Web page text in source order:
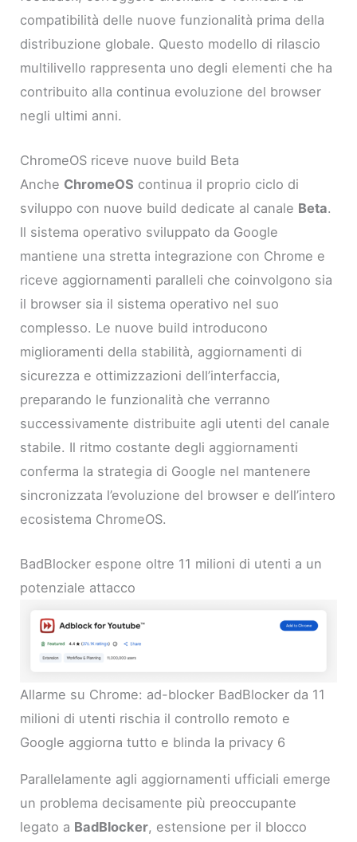
compatibilità delle nuove funzionalità prima della
distribuzione globale. Questo modello di rilascio
multilivello rappresenta uno degli elementi che ha
contribuito alla continua evoluzione del browser
negli ultimi anni.
ChromeOS riceve nuove build Beta
Anche ChromeOS continua il proprio ciclo di
sviluppo con nuove build dedicate al canale Beta.
Il sistema operativo sviluppato da Google
mantiene una stretta integrazione con Chrome e
riceve aggiornamenti paralleli che coinvolgono sia
il browser sia il sistema operativo nel suo
complesso. Le nuove build introducono
miglioramenti della stabilità, aggiornamenti di
sicurezza e ottimizzazioni dell’interfaccia,
preparando le funzionalità che verranno
successivamente distribuite agli utenti del canale
stabile. Il ritmo costante degli aggiornamenti
conferma la strategia di Google nel mantenere
sincronizzata l’evoluzione del browser e dell’intero
ecosistema ChromeOS.
BadBlocker espone oltre 11 milioni di utenti a un
potenziale attacco
Allarme su Chrome: ad-blocker BadBlocker da 11
milioni di utenti rischia il controllo remoto e
Google aggiorna tutto e blinda la privacy 6
Parallelamente agli aggiornamenti ufficiali emerge
un problema decisamente più preoccupante
legato a BadBlocker, estensione per il blocco